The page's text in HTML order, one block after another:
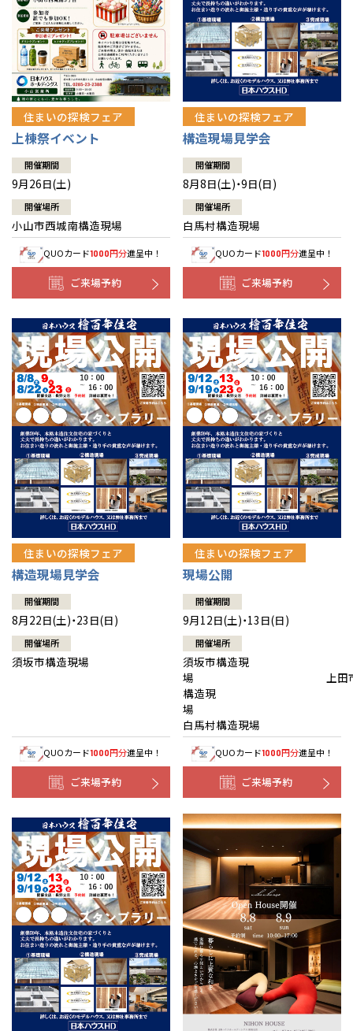
住まいの探検フェア
上棟祭イベント
開催期間
9月26日(土)
開催場所
小山市西城南構造現場
QUOカード1000円分進呈中！
ご来場予約
住まいの探検フェア
構造現場見学会
開催期間
8月8日(土)・9日(日)
開催場所
白馬村構造現場
QUOカード1000円分進呈中！
ご来場予約
住まいの探検フェア
構造現場見学会
開催期間
8月22日(土)・23日(日)
開催場所
須坂市構造現場
QUOカード1000円分進呈中！
ご来場予約
住まいの探検フェア
現場公開
開催期間
9月12日(土)・13日(日)
開催場所
須坂市構造現
場 上田
構造現
白馬村構造現場
QUOカード1000円分進呈中！
ご来場予約